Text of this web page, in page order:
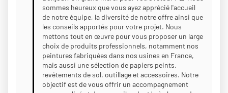
sommes heureux que vous ayez apprécié l'accueil
de notre équipe, la diversité de notre offre ainsi que
les conseils apportés pour votre projet. Nous
mettons tout en œuvre pour vous proposer un large
choix de produits professionnels, notamment nos
peintures fabriquées dans nos usines en France,
mais aussi une sélection de papiers peints,
revêtements de sol, outillage et accessoires. Notre
objectif est de vous offrir un accompagnement